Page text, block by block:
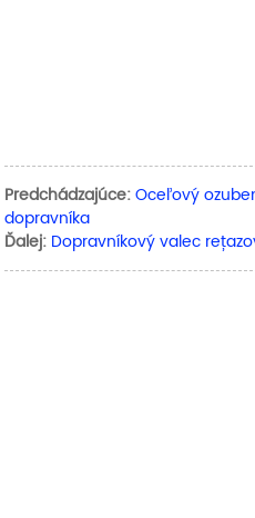
Predchádzajúce:Oceľový
dopravníka
Ďalej: Dopravníkový valec